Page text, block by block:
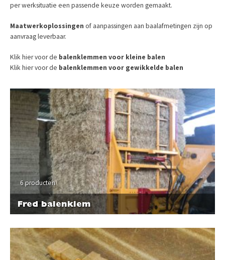
per werksituatie een passende keuze worden gemaakt.
Maatwerkoplossingen of aanpassingen aan baalafmetingen zijn op
aanvraag leverbaar.
Klik hier voor de balenklemmen voor kleine balen
Klik hier voor de balenklemmen voor gewikkelde balen
6 producten
Fred balenklem